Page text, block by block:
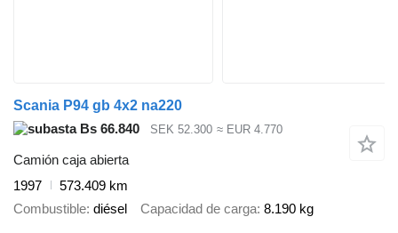
Scania P94 gb 4x2 na220
Bs 66.840
SEK 52.300 ≈ EUR 4.770
Camión caja abierta
1997
573.409 km
Combustible diésel Capacidad de carga 8.190 kg